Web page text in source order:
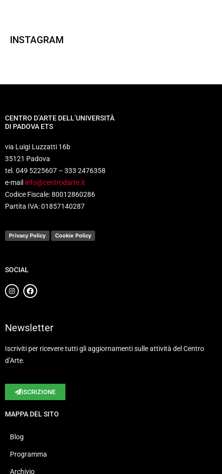
INSTAGRAM
CENTRO D’ARTE DELL’UNIVERSITÀ
DI PADOVA ETS
via Luigi Luzzatti 16b
35121 Padova
tel. 049 5225607 – 333 2476358
e-mail info@centrodarte.it
Codice Fiscale: 80012860286
Partita IVA: 01857140287
Privacy Policy Cookie Policy
SOCIAL
Newsletter
Iscriviti per ricevere tutti gli aggiornamenti sulle attività del Centro
d’Arte.
ISCRIZIONE
MAPPA DEL SITO
Blog
Programma
Archivio